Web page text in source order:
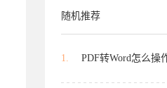
随机推荐
1. PDF转Word怎么操